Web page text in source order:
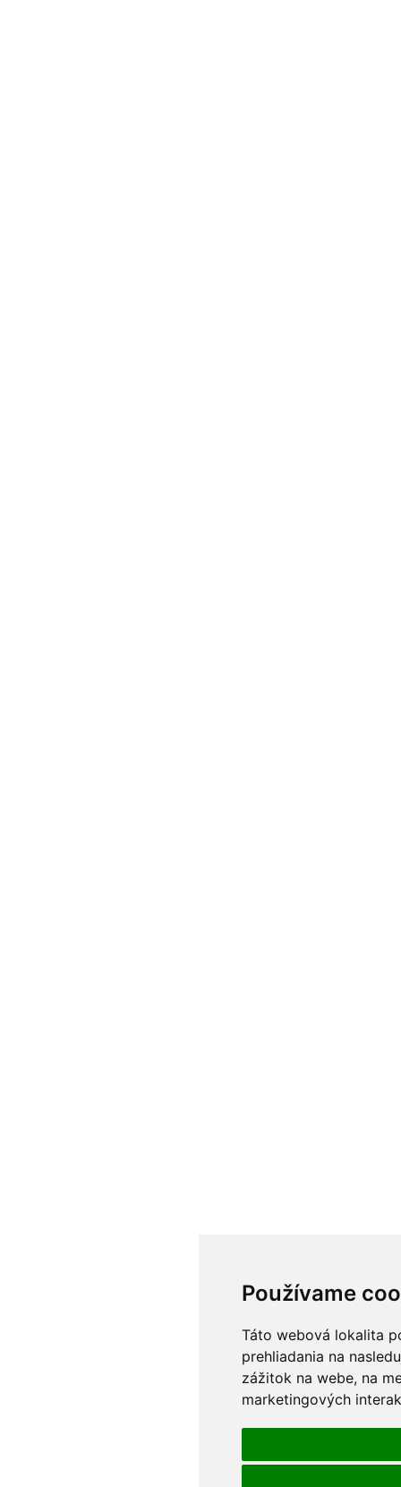
Používame
Táto webová lokalita
prehliadania na
zážitok na webe, na
marketingových